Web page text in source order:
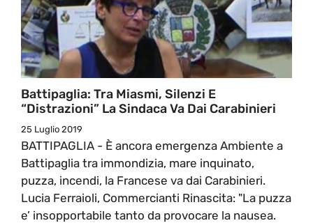
Battipaglia: Tra Miasmi, Silenzi E
“distrazioni” La Sindaca Va Dai Carabinieri
25 Luglio 2019
BATTIPAGLIA - È ancora emergenza Ambiente a
Battipaglia tra immondizia, mare inquinato,
puzza, incendi, la Francese va dai Carabinieri.
Lucia Ferraioli, Commercianti Rinascita: "La puzza
e’ insopportabile tanto da provocare la nausea.